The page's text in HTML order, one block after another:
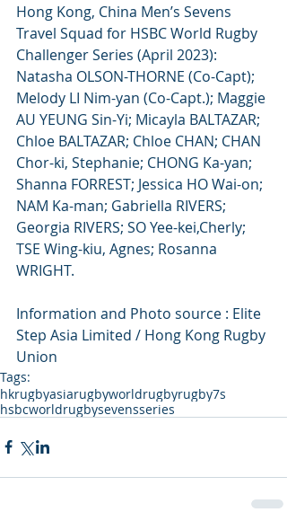
Hong Kong, China Men’s Sevens
Travel Squad for HSBC World Rugby
Challenger Series (April 2023):
Natasha OLSON-THORNE (Co-Capt);
Melody LI Nim-yan (Co-Capt.); Maggie
AU YEUNG Sin-Yi; Micayla BALTAZAR;
Chloe BALTAZAR; Chloe CHAN; CHAN
Chor-ki, Stephanie; CHONG Ka-yan;
Shanna FORREST; Jessica HO Wai-on;
NAM Ka-man; Gabriella RIVERS;
Georgia RIVERS; SO Yee-kei,Cherly;
TSE Wing-kiu, Agnes; Rosanna
WRIGHT.
Information and Photo source : Elite
Step Asia Limited / Hong Kong Rugby
Union
Tags:
hkrugbyasiarugbyworldrugbyrugby7s
hsbcworldrugbysevensseries